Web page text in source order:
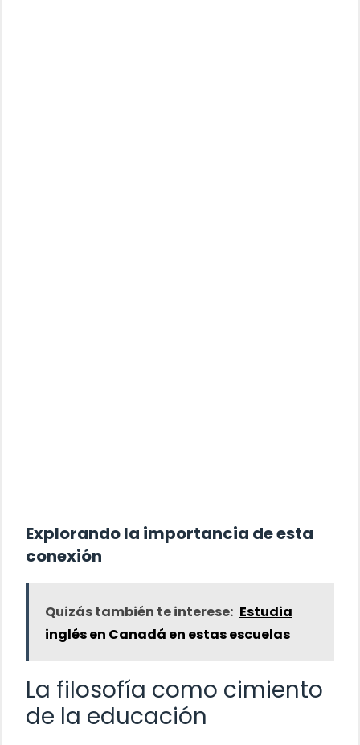
Explorando la importancia de esta
conexión
Quizás también te interese: Estudia
inglés en Canadá en estas escuelas
La filosofía como cimiento
de la educación